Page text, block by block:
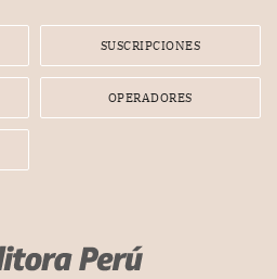
SUSCRIPCIONES
OPERADORES